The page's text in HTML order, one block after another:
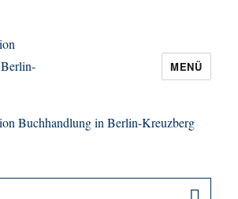
Buchhandlung in
MENÜ